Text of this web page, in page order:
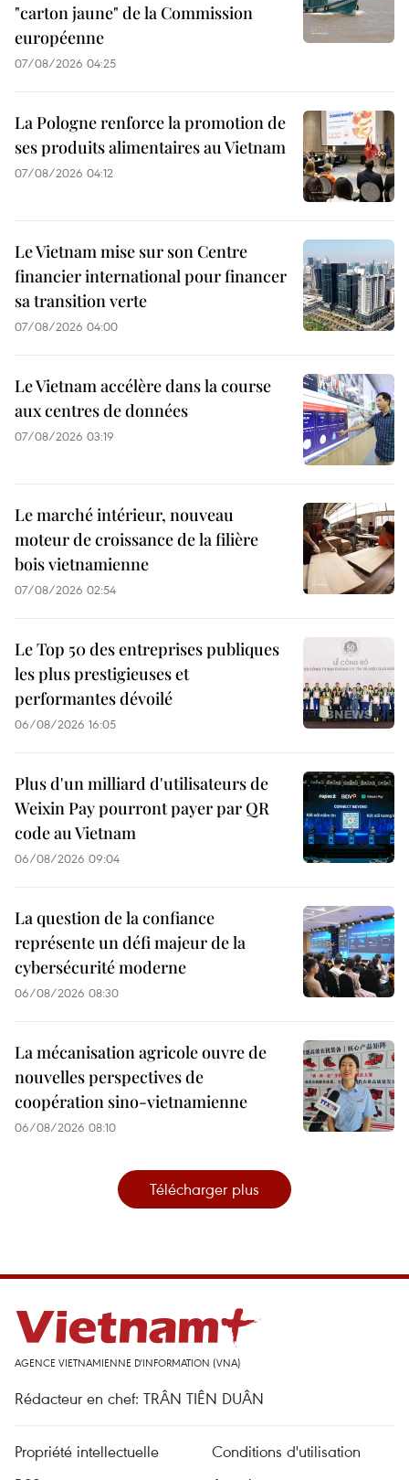
"carton jaune" de la Commission
européenne
07/08/2026 04:25
La Pologne renforce la promotion de
ses produits alimentaires au Vietnam
07/08/2026 04:12
Le Vietnam mise sur son Centre
financier international pour financer
sa transition verte
07/08/2026 04:00
Le Vietnam accélère dans la course
aux centres de données
07/08/2026 03:19
Le marché intérieur, nouveau
moteur de croissance de la filière
bois vietnamienne
07/08/2026 02:54
Le Top 50 des entreprises publiques
les plus prestigieuses et
performantes dévoilé
06/08/2026 16:05
Plus d'un milliard d'utilisateurs de
Weixin Pay pourront payer par QR
code au Vietnam
06/08/2026 09:04
La question de la confiance
représente un défi majeur de la
cybersécurité moderne
06/08/2026 08:30
La mécanisation agricole ouvre de
nouvelles perspectives de
coopération sino-vietnamienne
06/08/2026 08:10
Télécharger plus
AGENCE VIETNAMIENNE D'INFORMATION (VNA)
Rédacteur en chef: TRÂN TIÊN DUÂN
Propriété intellectuelle
Conditions d'utilisation